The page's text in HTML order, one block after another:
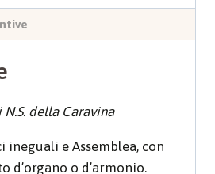
della Caravina
ineguali e Assemblea, con
d’organo o d’armonio.